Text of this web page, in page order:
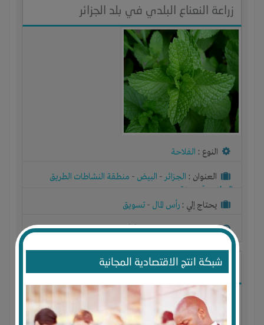
شبكة انتج الاقتصادية المجانية
زراعة النعناع البلدي في بلد الجزائر
النوع : الفلاحة
العنوان : الجزائر- البيض - منطقة النشاطات الطريق
الوطني رقم ستة
يحتاج إلي : رأس المال - تسويق
آخر نشاط :منذ 8 اشهر عدد الاعضاء : 0 الأعضاء
انتاج زيت اركان ومواد تجميل طبيعية